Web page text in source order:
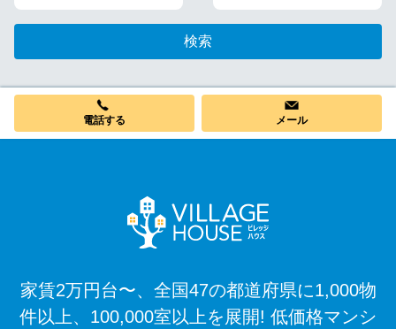
検索
電話する メール
家賃2万円台〜、全国47の都道府県に1,000物
件以上、100,000室以上を展開! 低価格マンシ